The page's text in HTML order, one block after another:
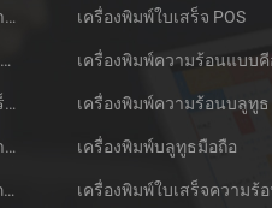
58mm โครพาเนลเอาไว้จับภาพความร้อนที่ใบเสร็จของเครื่องพิมพ์ CSN-A1
KP-300H 3inch เอาไว้จับภาพความร้อนที่ Kiosk เครื่องพิมพ์ศูนย์ควบคุม Kde ในโมดูล
KP-300V 80mm ความกว้างความเร็วสูง Kiosk เอาไว้จับภาพความร้อนที่เครื่องพิมพ์
EP-380CK 80mm เอาไว้จับภาพความร้อนที่เครื่องพิมพ์ด้วปิดล็อค
TTL DC12V 58mm มินิฝังเอาไว้จับภาพความร้อนนั่งแท็กซี่กใบเสร็จของเครื่องพิมพ์
เครื่องพิมพ์ใบเสร็จ POS
เครื่องพิมพ์ความร้อนแบบ
เครื่องพิมพ์ความร้อนบลูทูธ
เครื่องพิมพ์บลูทูธมือถือ